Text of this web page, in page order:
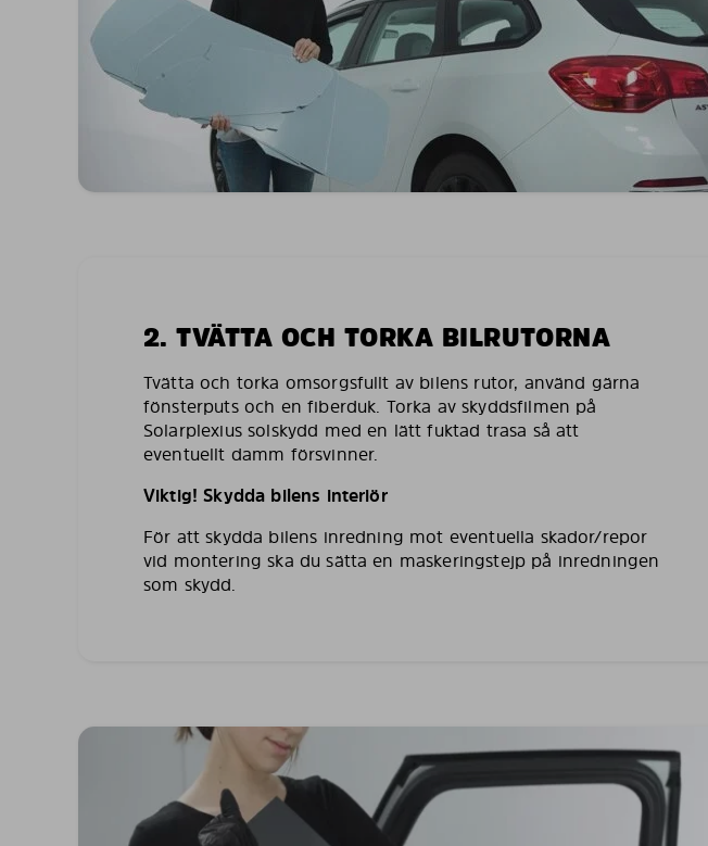
2. TVÄTTA OCH TORKA BILRUTORNA
Tvätta och torka omsorgsfullt av bilens rutor, använd gärna
fönsterputs och en fiberduk. Torka av skyddsfilmen på
Solarplexius solskydd med en lätt fuktad trasa så att
eventuellt damm försvinner.
Viktig! Skydda bilens interiör
För att skydda bilens inredning mot eventuella skador/repor
vid montering ska du sätta en maskeringstejp på inredningen
som skydd.